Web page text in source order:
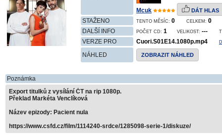
Mcuk DÁT HLAS
STAŽENO TENTO MĚSÍC: 0 CELKEM: 0
DALŠÍ INFO
POČET CD: 1 VELIKOST: ---
VERZE PRO Cuori.S01E14.1080p.mp4
NÁHLED ZOBRAZIT NÁHLED
Poznámka
Export titulků z vysílání ČT na rip 1080p.
Překlad Markéta Venclíková
Název epizody: Pacient nula
https://www.csfd.cz/film/1114240-srdce/1285098-serie-1/diskuze/